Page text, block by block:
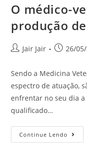
O médico-
produção
Jair Jair 26/
Sendo a Medicina
espectro de atuação,
enfrentar no seu dia
qualificado…
Continue Lendo